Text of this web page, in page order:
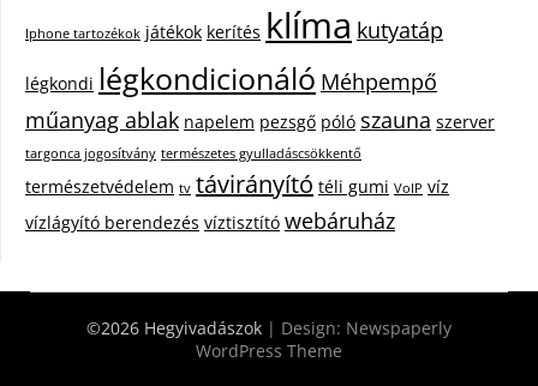
Iphone tartozékok játékok kerítés klíma kutyatáp
légkondi légkondicionáló Méhpempő
műanyag ablak napelem pezsgő póló szauna szerver
targonca jogosítvány természetes gyulladáscsökkentő
természetvédelem tv távirányító téli gumi VoIP víz
vízlágyító berendezés víztisztító webáruház
©2026 Hegyivadászok | Design: Newspaperly
WordPress Theme